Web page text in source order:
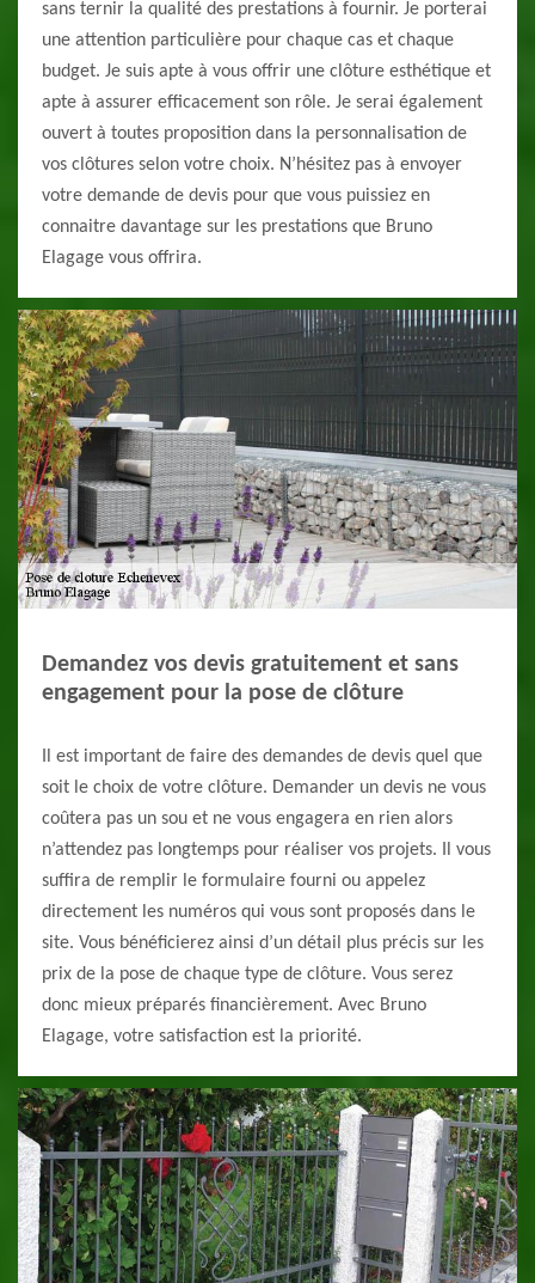
sans ternir la qualité des prestations à fournir. Je porterai
une attention particulière pour chaque cas et chaque
budget. Je suis apte à vous offrir une clôture esthétique et
apte à assurer efficacement son rôle. Je serai également
ouvert à toutes proposition dans la personnalisation de
vos clôtures selon votre choix. N’hésitez pas à envoyer
votre demande de devis pour que vous puissiez en
connaitre davantage sur les prestations que Bruno
Elagage vous offrira.
Demandez vos devis gratuitement et sans
engagement pour la pose de clôture
Il est important de faire des demandes de devis quel que
soit le choix de votre clôture. Demander un devis ne vous
coûtera pas un sou et ne vous engagera en rien alors
n’attendez pas longtemps pour réaliser vos projets. Il vous
suffira de remplir le formulaire fourni ou appelez
directement les numéros qui vous sont proposés dans le
site. Vous bénéficierez ainsi d’un détail plus précis sur les
prix de la pose de chaque type de clôture. Vous serez
donc mieux préparés financièrement. Avec Bruno
Elagage, votre satisfaction est la priorité.